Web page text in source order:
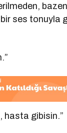
ses tonuyla
hasta gibisin.”